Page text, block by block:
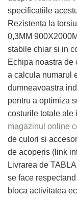
specificatiile
Rezistenta la
0,3MM
stabile chiar si in
Echipa noastra de
a calcula numarul
dumneavoastra
pentru a optimiza
costurile totale ale
magazinul online
de culori si
de acoperis (link
Livrarea de
se face
bloca activitatea